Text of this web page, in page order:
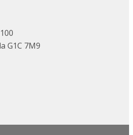
G1C 7M9